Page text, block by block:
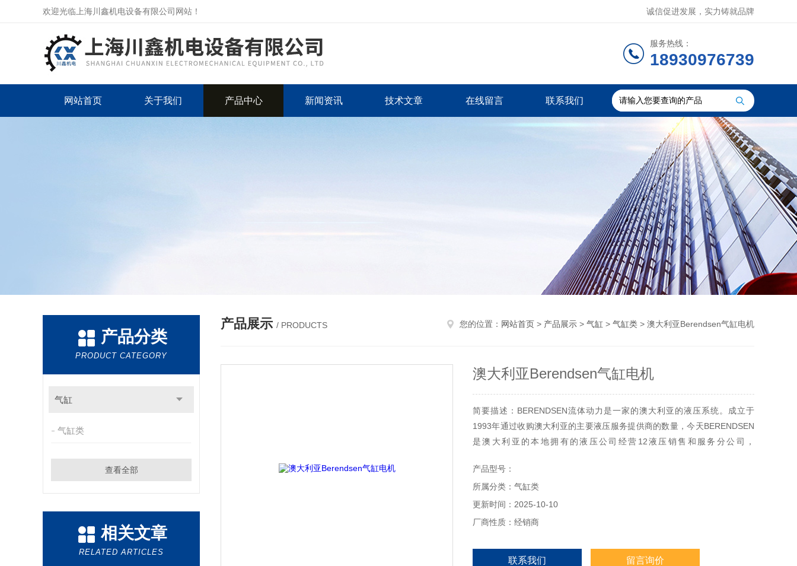
欢迎光临上海川鑫机电设备有限公司网站！ 诚信促进发展，实力铸就品牌
服务热线：
18930976739
网站首页 关于我们 产品中心 新闻资讯 技术文章 在线留言 联系我们
产品分类
PRODUCT CATEGORY
气缸
气缸类
查看全部
相关文章
RELATED ARTICLES
产品展示 / PRODUCTS 您的位置： 网站首页 > 产品展示 > 气缸 > 气缸类 > 澳大利亚Berendsen气缸电机
澳大利亚Berendsen气缸电机
简要描述：BERENDSEN流体动力是一家的澳大利亚的液压系统。成立于
1993年通过收购澳大利亚的主要液压服务提供商的数量，今天BERENDSEN
是澳大利亚的本地拥有的液压公司经营12液压销售和服务分公司，
统解决方案，以及BERENDSEN自己制造的气瓶范围和功率单位。澳大利亚
Berendsen气缸电机
产品型号：
所属分类：气缸类
更新时间：2025-10-10
厂商性质：经销商
联系我们 留言询价